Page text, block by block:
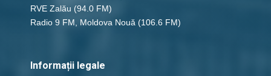
RVE Zalău (94.0 FM)
Radio 9 FM, Moldova Nouă (106.6 FM)
Informații legale